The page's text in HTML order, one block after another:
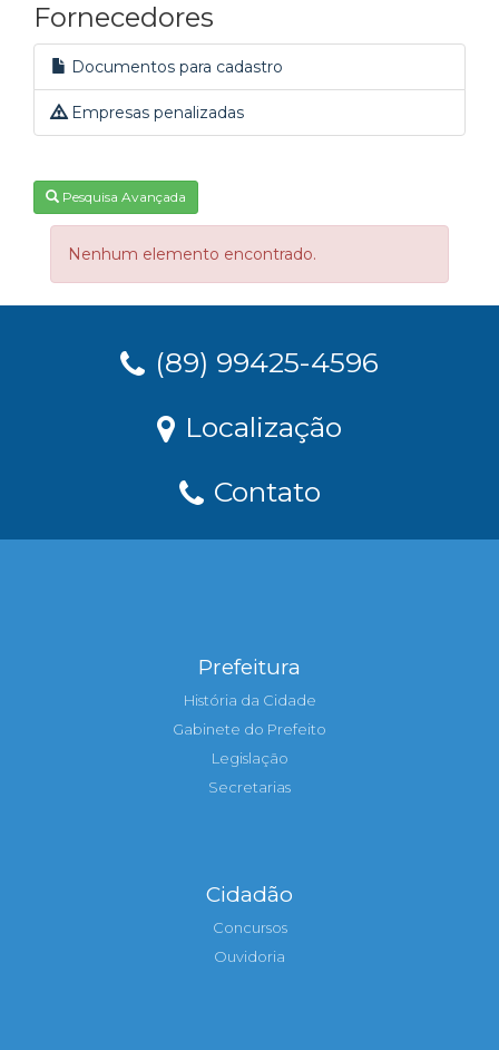
Fornecedores
Documentos para cadastro
Empresas penalizadas
Pesquisa Avançada
Nenhum elemento encontrado.
(89) 99425-4596
Localização
Contato
Prefeitura
História da Cidade
Gabinete do Prefeito
Legislação
Secretarias
Cidadão
Concursos
Ouvidoria